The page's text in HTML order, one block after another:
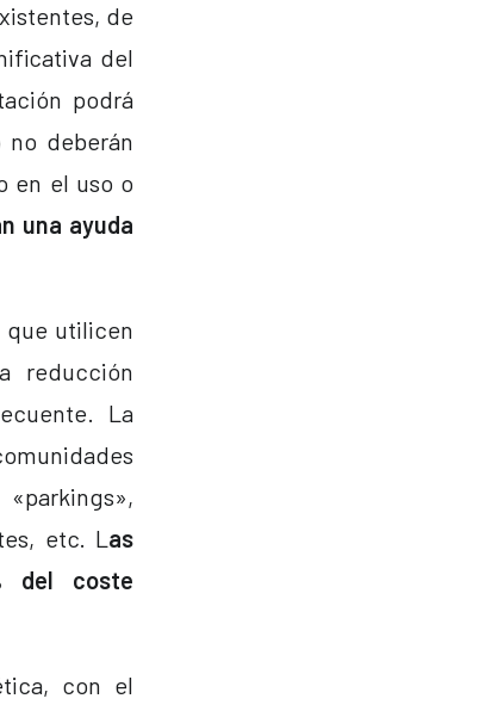
de
del
podrá
no deberán
en el uso o
una ayuda
que utilicen
reducción
La
etc. Las
del coste
con el